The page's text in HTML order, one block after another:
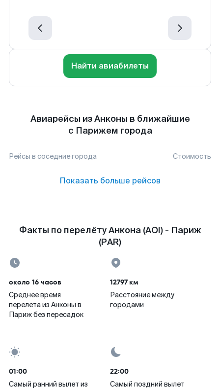
Найти авиабилеты
Авиарейсы из Анконы в ближайшие
с Парижем города
Рейсы в соседние города Стоимость
Показать больше рейсов
Факты по перелёту Анкона (AOI) - Париж
(PAR)
около 16 часов
Среднее время
перелета из Анконы в
Париж без пересадок
12797 км
Расстояние между
городами
01:00
Самый ранний вылет из
22:00
Самый поздний вылет